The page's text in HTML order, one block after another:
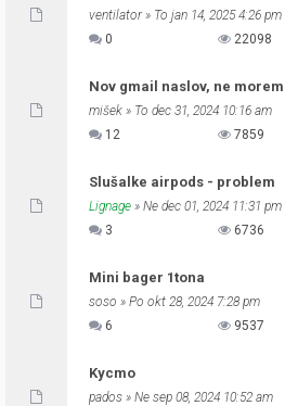
ventilator» To jan 14, 2025 4:26 pm
0
22098
Nov gmail naslov, ne
mišek » To dec 31, 2024 10:16 am
12
7859
Slušalke airpods - problem
Lignage » Ne dec 01, 2024 11:31 pm
3
6736
Mini bager 1tona
soso » Po okt 28, 2024 7:28 pm
6
9537
Kycmo
pados » Ne sep 08, 2024 10:52 am